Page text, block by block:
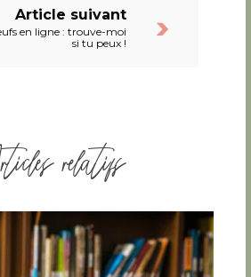
Article suivant
en ligne : trouve-moi
si tu peux !
relatifs